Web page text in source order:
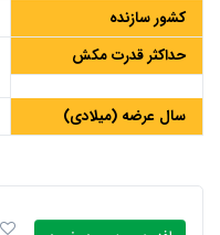
کشور سازنده
حداکثر قدرت مکش
سال عرضه (میلادی)